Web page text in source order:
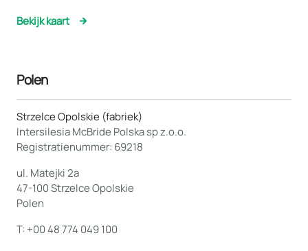
Bekijk kaart
Polen
Strzelce Opolskie (fabriek)
Intersilesia McBride Polska sp z.o.o.
Registratienummer: 69218
ul. Matejki 2a
47-100 Strzelce Opolskie
Polen
T: +00 48 774 049 100